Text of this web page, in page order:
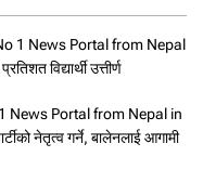
1 News Portal from Nepal
विद्यार्थी उत्तीर्ण
1 News Portal from Nepal in
नेतृत्व गर्ने, बालेनलाई आगामी